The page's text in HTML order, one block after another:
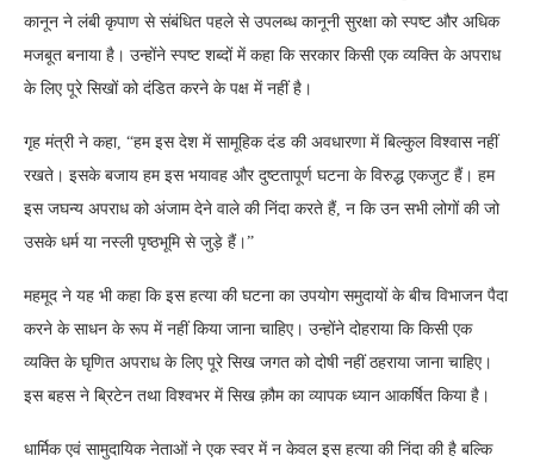
कानून ने लंबी कृपाण से संबंधित पहले से उपलब्ध कानूनी सुरक्षा को स्पष्ट और अधिक
मजबूत बनाया है। उन्होंने स्पष्ट शब्दों में कहा कि सरकार किसी एक व्यक्ति के अपराध
के लिए पूरे सिखों को दंडित करने के पक्ष में नहीं है।
गृह मंत्री ने कहा, “हम इस देश में सामूहिक दंड की अवधारणा में बिल्कुल विश्वास नहीं
रखते। इसके बजाय हम इस भयावह और दुष्टतापूर्ण घटना के विरुद्ध एकजुट हैं। हम
इस जघन्य अपराध को अंजाम देने वाले की निंदा करते हैं, न कि उन सभी लोगों की जो
उसके धर्म या नस्ली पृष्ठभूमि से जुड़े हैं।”
महमूद ने यह भी कहा कि इस हत्या की घटना का उपयोग समुदायों के बीच विभाजन पैदा
करने के साधन के रूप में नहीं किया जाना चाहिए। उन्होंने दोहराया कि किसी एक
व्यक्ति के घृणित अपराध के लिए पूरे सिख जगत को दोषी नहीं ठहराया जाना चाहिए।
इस बहस ने ब्रिटेन तथा विश्वभर में सिख क़ौम का व्यापक ध्यान आकर्षित किया है।
धार्मिक एवं सामुदायिक नेताओं ने एक स्वर में न केवल इस हत्या की निंदा की है बल्कि